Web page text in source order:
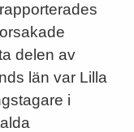
delen av
län var Lilla
i